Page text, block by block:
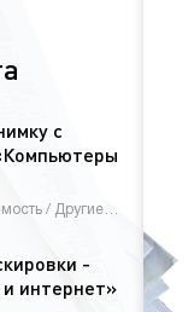
с
-
интернет»